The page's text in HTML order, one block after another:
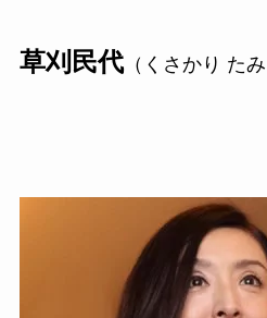
草刈民代（くさかり たみ